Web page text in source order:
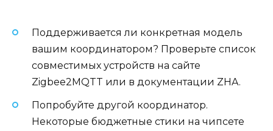
Поддерживается ли конкретная модель
вашим координатором? Проверьте список
совместимых устройств на сайте
Zigbee2MQTT или в документации ZHA.
Попробуйте другой координатор.
Некоторые бюджетные стики на чипсете